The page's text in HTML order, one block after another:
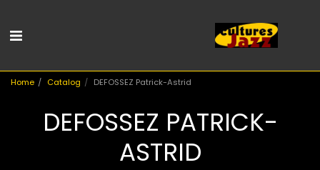
Home Catalog DEFOSSEZ Patrick-Astrid
DEFOSSEZ PATRICK-
ASTRID